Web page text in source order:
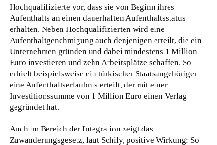
Hochqualifizierte vor, dass sie von Beginn ihres
Aufenthalts an einen dauerhaften Aufenthaltsstatus
erhalten. Neben Hochqualifizierten wird eine
Aufenthaltgenehmigung auch denjenigen erteilt, die ein
Unternehmen gründen und dabei mindestens 1 Million
Euro investieren und zehn Arbeitsplätze schaffen. So
erhielt beispielsweise ein türkischer Staatsangehöriger
eine Aufenthaltserlaubnis erteilt, der mit einer
Investitionssumme von 1 Million Euro einen Verlag
gegründet hat.
Auch im Bereich der Integration zeigt das
Zuwanderungsgesetz, laut Schily, positive Wirkung: So